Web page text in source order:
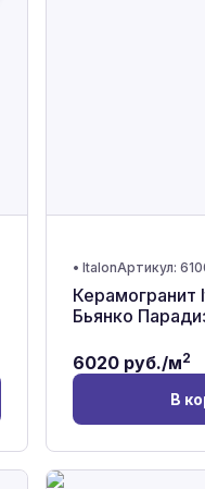
• ItalonАртикул:
Керамогранит
Бьянко
6020 руб./м2
В